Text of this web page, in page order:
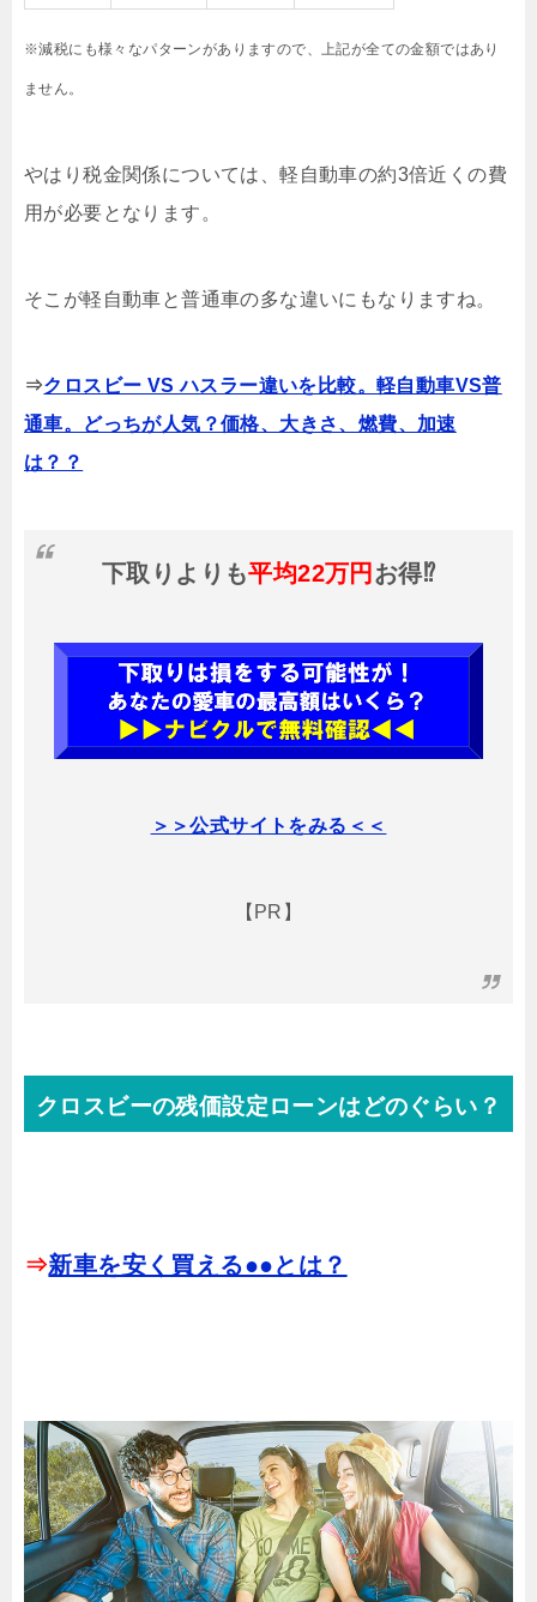
※減税にも様々なパターンがありますので、上記が全ての金額ではあり
ません。
やはり税金関係については、軽自動車の約3倍近くの費
用が必要となります。
そこが軽自動車と普通車の多な違いにもなりますね。
⇒クロスビー VS ハスラー違いを比較。軽自動車VS普
通車。どっちが人気？価格、大きさ、燃費、加速
は？？
下取りよりも平均22万円 お得⁉
＞＞公式サイトをみる＜＜
【PR】
クロスビーの残価設定ローンはどのぐらい？
⇒新車を安く買える●●とは？